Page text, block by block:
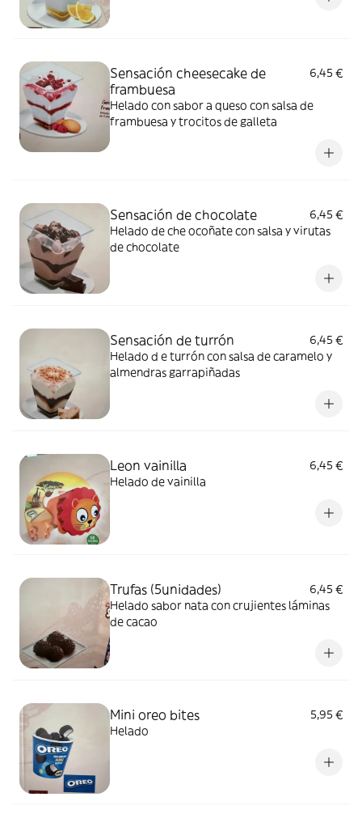
Sensación cheesecake de
frambuesa
6,45 €
Helado con sabor a queso con salsa de
frambuesa y trocitos de galleta
Sensación de chocolate
6,45 €
Helado de che ocoñate con salsa y virutas
de chocolate
Sensación de turrón
6,45 €
Helado d e turrón con salsa de caramelo y
almendras garrapiñadas
Leon vainilla
6,45 €
Helado de vainilla
Trufas (5unidades)
6,45 €
Helado sabor nata con crujientes láminas
de cacao
Mini oreo bites
5,95 €
Helado